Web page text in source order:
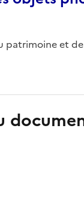
patrimoine et